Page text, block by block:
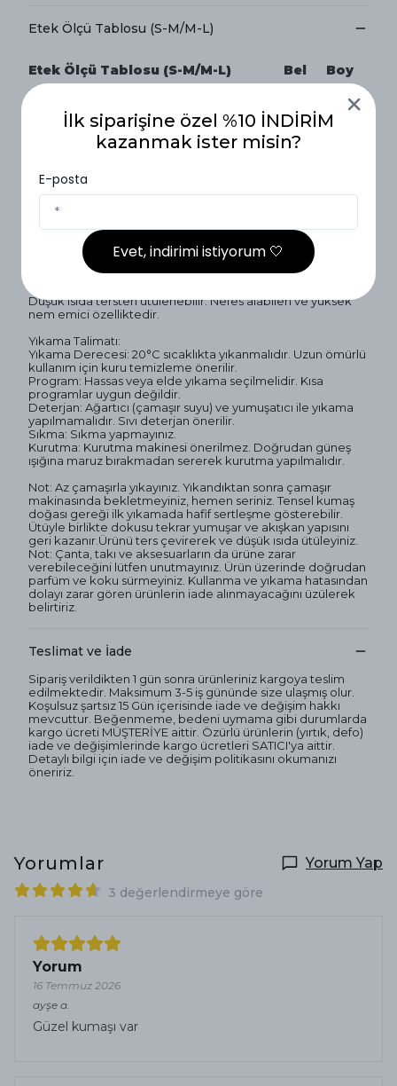
Etek Ölçü Tablosu (S-M/M-L)
Etek Ölçü Tablosu (S-M/M-L) Bel Boy
34cm 95cm
37cm
Kumaş Bilgisi
Kumaş Türü: Tensel Kumaş
Kumaş İçeriği: %55 Tensel - %13 Spandex - %33 Pes
Doku: Hafif ve tiril tiril bir dokusu mevcuttur
Yapı: Dökümlü bir yapıya sahiptir.
Düşük ısıda tersten ütülenebilir. Nefes alabilen ve yüksek
nem emici özelliktedir.
Yıkama Talimatı:
Yıkama Derecesi: 20°C sıcaklıkta yıkanmalıdır. Uzun ömürlü
kullanım için kuru temizleme önerilir.
Program: Hassas veya elde yıkama seçilmelidir. Kısa
programlar uygun değildir.
Deterjan: Ağartıcı (çamaşır suyu) ve yumuşatıcı ile yıkama
yapılmamalıdır. Sıvı deterjan önerilir.
Sıkma: Sıkma yapmayınız.
Kurutma: Kurutma makinesi önerilmez. Doğrudan güneş
ışığına maruz bırakmadan sererek kurutma yapılmalıdır.
Not: Az çamaşırla yıkayınız. Yıkandıktan sonra çamaşır
makinasında bekletmeyiniz, hemen seriniz. Tensel kumaş
doğası gereği ilk yıkamada hafif sertleşme gösterebilir.
Ütüyle birlikte dokusu tekrar yumuşar ve akışkan yapısını
geri kazanır.Ürünü ters çevirerek ve düşük ısıda ütüleyiniz.
Not: Çanta, takı ve aksesuarların da ürüne zarar
verebileceğini lütfen unutmayınız. Ürün üzerinde doğrudan
parfüm ve koku sürmeyiniz. Kullanma ve yıkama hatasından
dolayı zarar gören ürünlerin iade alınmayacağını üzülerek
belirtiriz.
Teslimat ve İade
Sipariş verildikten 1 gün sonra ürünleriniz kargoya teslim
edilmektedir. Maksimum 3-5 iş gününde size ulaşmış olur.
Koşulsuz şartsız 15 Gün içerisinde iade ve değişim hakkı
mevcuttur. Beğenmeme, bedeni uymama gibi durumlarda
kargo ücreti MÜŞTERİYE aittir. Özürlü ürünlerin (yırtık, defo)
iade ve değişimlerinde kargo ücretleri SATICI'ya aittir.
Detaylı bilgi için iade ve değişim politikasını okumanızı
öneririz.
Yorumlar Yorum Yap
3 değerlendirmeye göre
Yorum
16 Temmuz 2026
ayşe a.
Güzel kumaşı var
İlk siparişine özel %10 İNDİRİM
kazanmak ister misin?
E-posta
Evet, indirimi istiyorum 🤍